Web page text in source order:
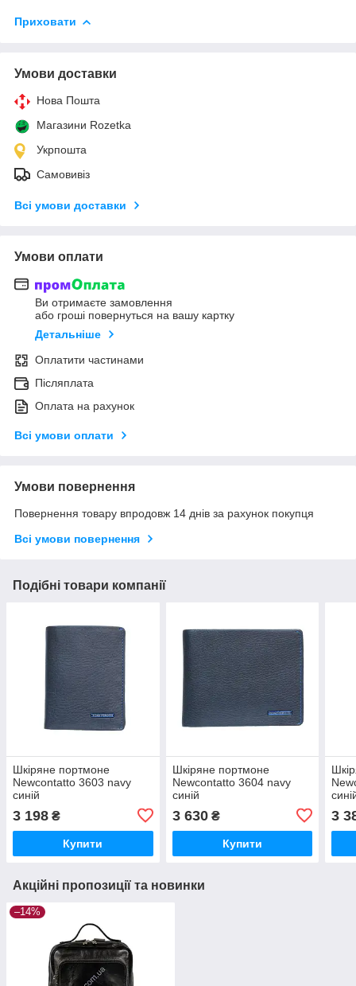
Приховати
Умови доставки
Нова Пошта
Магазини Rozetka
Укрпошта
Самовивіз
Всі умови доставки
Умови оплати
Ви отримаєте замовлення
або гроші повернуться на вашу картку
Детальніше
Оплатити частинами
Післяплата
Оплата на рахунок
Всі умови оплати
Умови повернення
Повернення товару впродовж 14 днів за рахунок покупця
Всі умови повернення
Подібні товари компанії
Шкіряне портмоне
Newcontatto 3603 navy
синій
3 198 ₴
Купити
Шкіряне портмоне
Newcontatto 3604 navy
синій
3 630₴
Купити
3
Акційні пропозиції та новинки
–14%